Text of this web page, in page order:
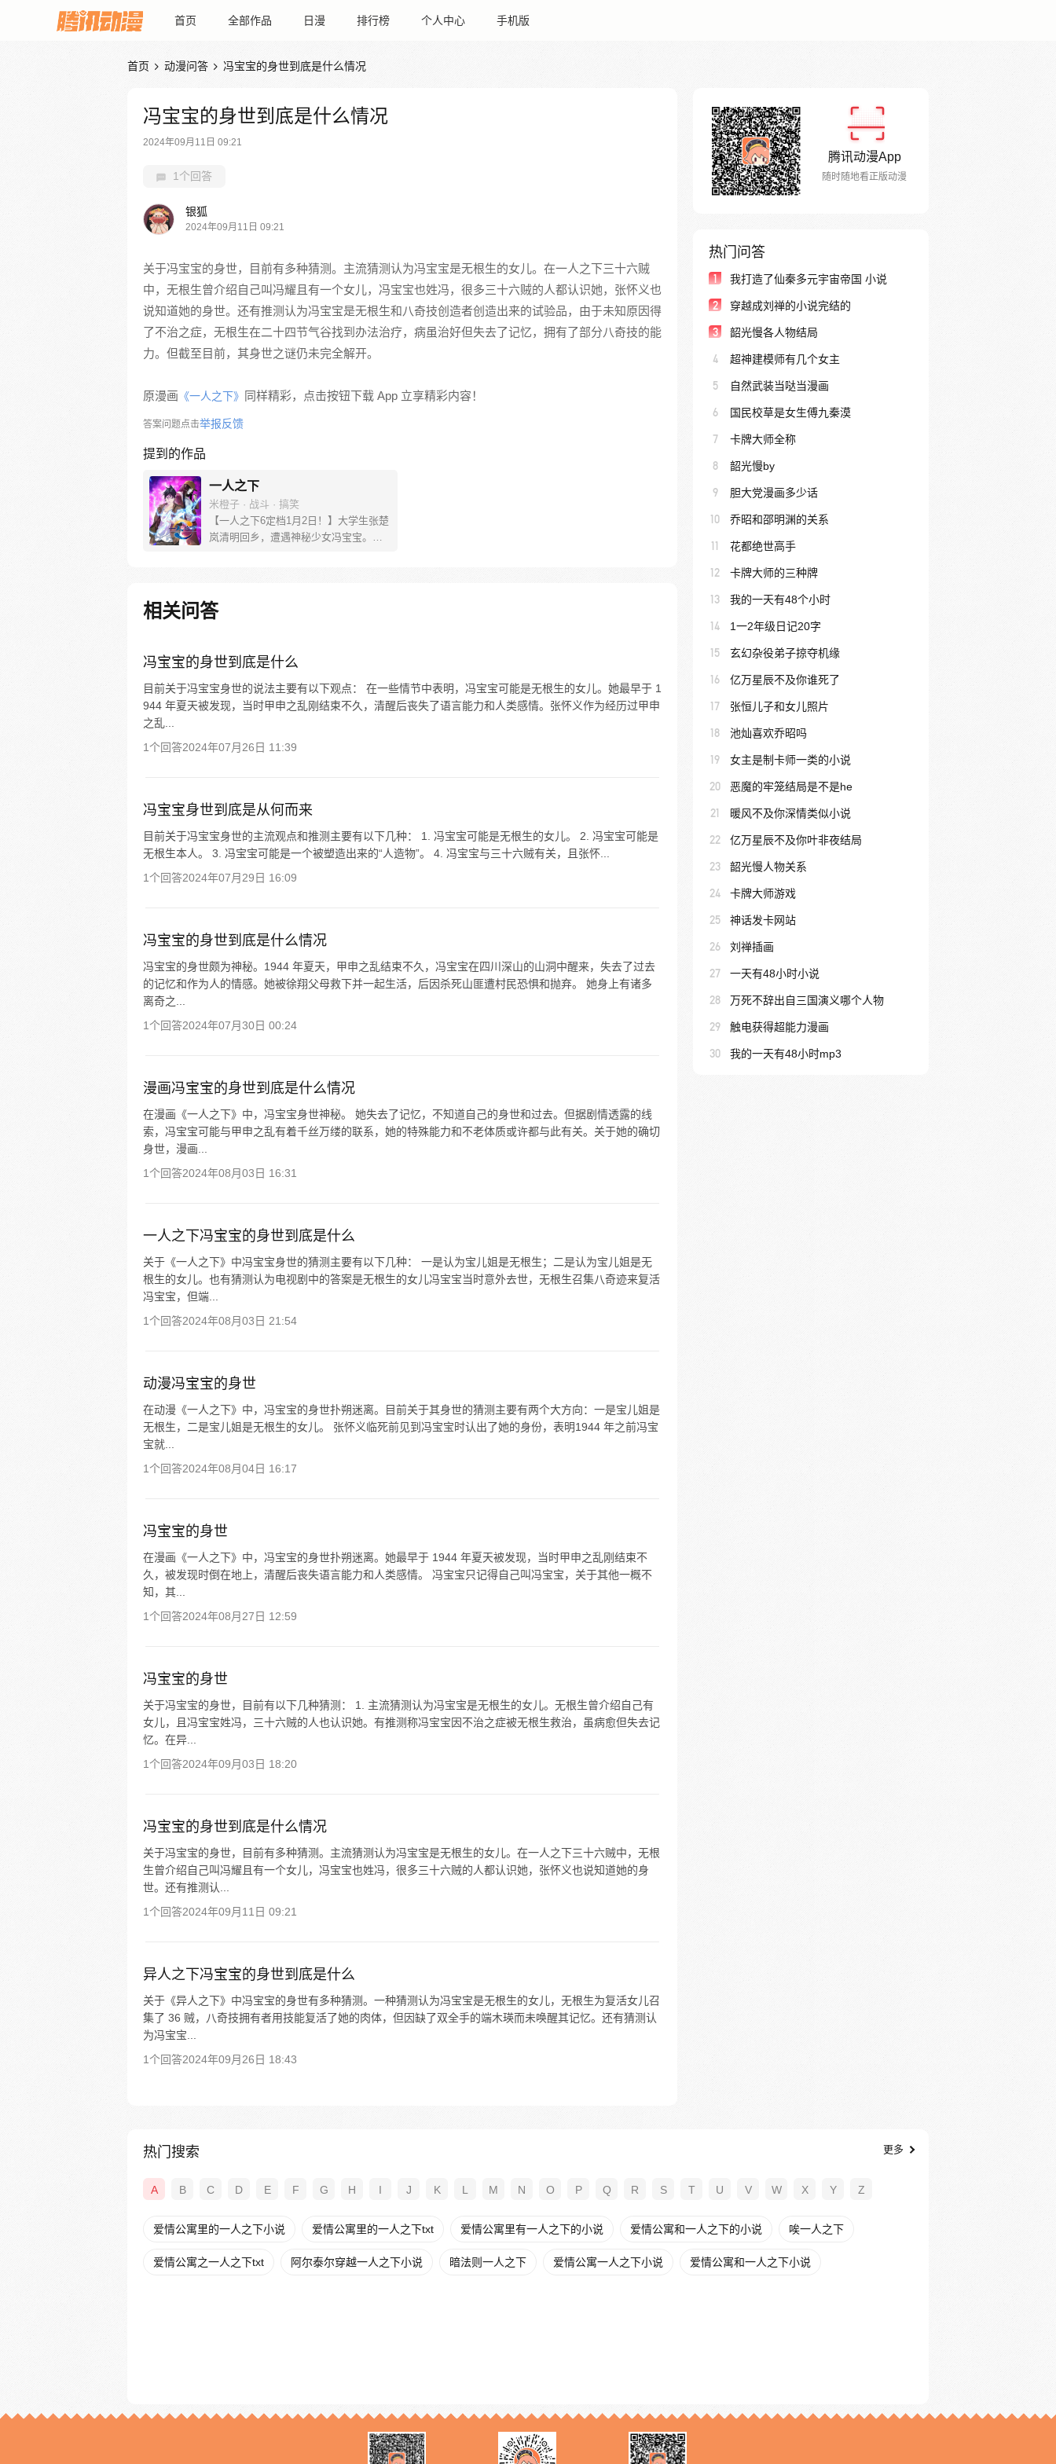
首页 全部作品 日漫 排行榜 个人中心 手机版
首页  动漫问答  冯宝宝的身世到底是什么情况
冯宝宝的身世到底是什么情况
2024年09月11日 09:21
1个回答
银狐
2024年09月11日 09:21
关于冯宝宝的身世，目前有多种猜测。主流猜测认为冯宝宝是无根生的女儿。在一人之下三十六贼
中，无根生曾介绍自己叫冯耀且有一个女儿，冯宝宝也姓冯，很多三十六贼的人都认识她，张怀义也
说知道她的身世。还有推测认为冯宝宝是无根生和八奇技创造者创造出来的试验品，由于未知原因得
了不治之症，无根生在二十四节气谷找到办法治疗，病虽治好但失去了记忆，拥有了部分八奇技的能
力。但截至目前，其身世之谜仍未完全解开。
原漫画 《一人之下》 同样精彩，点击按钮下载 App 立享精彩内容！
答案问题点击举报反馈
提到的作品
一人之下
米橙子 · 战斗 · 搞笑
【一人之下6定档1月2日！】大学生张楚
岚清明回乡，遭遇神秘少女冯宝宝。素
己与爷爷身上的秘密，张楚岚的生活被
彻底颠覆，与冯宝宝一同踏上“异人”之
相关问答
冯宝宝的身世到底是什么
目前关于冯宝宝身世的说法主要有以下观点： 在一些情节中表明，冯宝宝可能是无根生的女儿。她最早于 1
944 年夏天被发现，当时甲申之乱刚结束不久，清醒后丧失了语言能力和人类感情。张怀义作为经历过甲申
之乱...
1个回答2024年07月26日 11:39
冯宝宝身世到底是从何而来
目前关于冯宝宝身世的主流观点和推测主要有以下几种： 1. 冯宝宝可能是无根生的女儿。 2. 冯宝宝可能是
无根生本人。 3. 冯宝宝可能是一个被塑造出来的“人造物”。 4. 冯宝宝与三十六贼有关，且张怀...
1个回答2024年07月29日 16:09
冯宝宝的身世到底是什么情况
冯宝宝的身世颇为神秘。1944 年夏天，甲申之乱结束不久，冯宝宝在四川深山的山洞中醒来，失去了过去
的记忆和作为人的情感。她被徐翔父母救下并一起生活，后因杀死山匪遭村民恐惧和抛弃。 她身上有诸多
离奇之...
1个回答2024年07月30日 00:24
漫画冯宝宝的身世到底是什么情况
在漫画《一人之下》中，冯宝宝身世神秘。 她失去了记忆，不知道自己的身世和过去。但据剧情透露的线
索，冯宝宝可能与甲申之乱有着千丝万缕的联系，她的特殊能力和不老体质或许都与此有关。关于她的确切
身世，漫画...
1个回答2024年08月03日 16:31
一人之下冯宝宝的身世到底是什么
关于《一人之下》中冯宝宝身世的猜测主要有以下几种： 一是认为宝儿姐是无根生；二是认为宝儿姐是无
根生的女儿。也有猜测认为电视剧中的答案是无根生的女儿冯宝宝当时意外去世，无根生召集八奇迹来复活
冯宝宝，但端...
1个回答2024年08月03日 21:54
动漫冯宝宝的身世
在动漫《一人之下》中，冯宝宝的身世扑朔迷离。目前关于其身世的猜测主要有两个大方向：一是宝儿姐是
无根生，二是宝儿姐是无根生的女儿。 张怀义临死前见到冯宝宝时认出了她的身份，表明1944 年之前冯宝
宝就...
1个回答2024年08月04日 16:17
冯宝宝的身世
在漫画《一人之下》中，冯宝宝的身世扑朔迷离。她最早于 1944 年夏天被发现，当时甲申之乱刚结束不
久，被发现时倒在地上，清醒后丧失语言能力和人类感情。 冯宝宝只记得自己叫冯宝宝，关于其他一概不
知，其...
1个回答2024年08月27日 12:59
冯宝宝的身世
关于冯宝宝的身世，目前有以下几种猜测： 1. 主流猜测认为冯宝宝是无根生的女儿。无根生曾介绍自己有
女儿，且冯宝宝姓冯，三十六贼的人也认识她。有推测称冯宝宝因不治之症被无根生救治，虽病愈但失去记
忆。在异...
1个回答2024年09月03日 18:20
冯宝宝的身世到底是什么情况
关于冯宝宝的身世，目前有多种猜测。主流猜测认为冯宝宝是无根生的女儿。在一人之下三十六贼中，无根
生曾介绍自己叫冯耀且有一个女儿，冯宝宝也姓冯，很多三十六贼的人都认识她，张怀义也说知道她的身
世。还有推测认...
1个回答2024年09月11日 09:21
异人之下冯宝宝的身世到底是什么
关于《异人之下》中冯宝宝的身世有多种猜测。一种猜测认为冯宝宝是无根生的女儿，无根生为复活女儿召
集了 36 贼，八奇技拥有者用技能复活了她的肉体，但因缺了双全手的端木瑛而未唤醒其记忆。还有猜测认
为冯宝宝...
1个回答2024年09月26日 18:43
腾讯动漫App
随时随地看正版动漫
热门问答
1 我打造了仙秦多元宇宙帝国 小说
2 穿越成刘禅的小说完结的
3 韶光慢各人物结局
4 超神建模师有几个女主
5 自然武装当哒当漫画
6 国民校草是女生傅九秦漠
7 卡牌大师全称
8 韶光慢by
9 胆大党漫画多少话
10 乔昭和邵明渊的关系
11 花都绝世高手
12 卡牌大师的三种牌
13 我的一天有48个小时
14 1一2年级日记20字
15 玄幻杂役弟子掠夺机缘
16 亿万星辰不及你谁死了
17 张恒儿子和女儿照片
18 池灿喜欢乔昭吗
19 女主是制卡师一类的小说
20 恶魔的牢笼结局是不是he
21 暖风不及你深情类似小说
22 亿万星辰不及你叶非夜结局
23 韶光慢人物关系
24 卡牌大师游戏
25 神话发卡网站
26 刘禅插画
27 一天有48小时小说
28 万死不辞出自三国演义哪个人物
29 触电获得超能力漫画
30 我的一天有48小时mp3
热门搜索 更多
A B C D E F G H I J K L M N O P Q R S T U V W X Y Z
爱情公寓里的一人之下小说 爱情公寓里的一人之下txt 爱情公寓里有一人之下的小说 爱情公寓和一人之下的小说 唉一人之下
爱情公寓之一人之下txt 阿尔泰尔穿越一人之下小说 暗法则一人之下 爱情公寓一人之下小说 爱情公寓和一人之下小说